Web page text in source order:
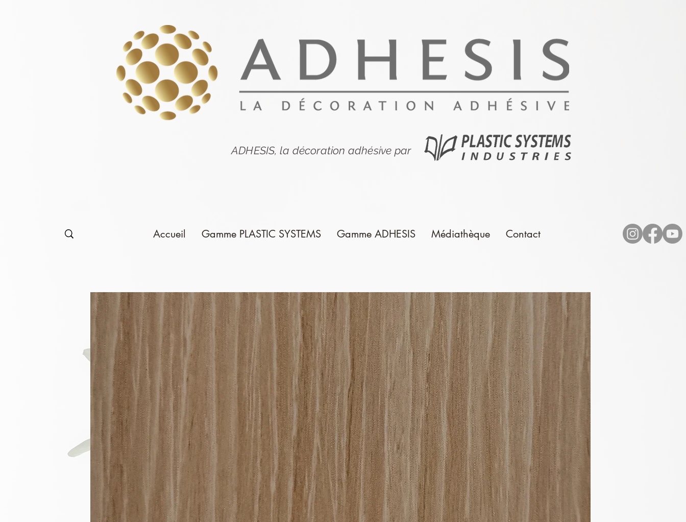
ADHESIS, la décoration adhésive par
Accueil Gamme PLASTIC SYSTEMS Gamme ADHESIS Médiathèque Contact